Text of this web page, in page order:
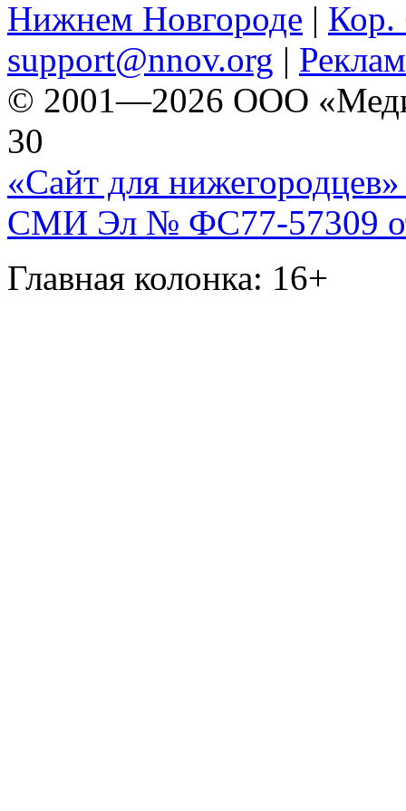
Нижнем Новгороде | Кор.
support@nnov.org |
© 2001—2026 ООО
30
«Сайт для нижегородцев»
СМИ Эл № ФС77-57309
Главная колонка: 16+